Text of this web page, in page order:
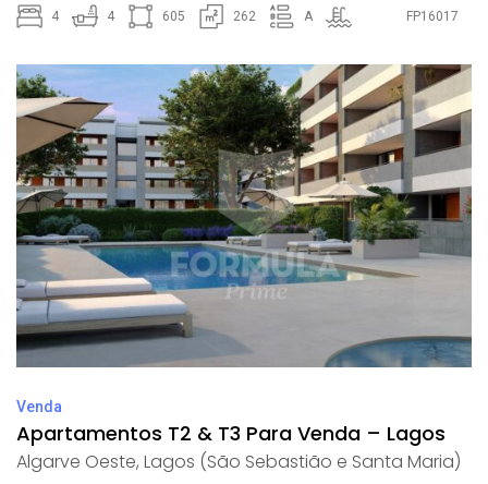
4 4 605 262 A FP16017
Venda
Apartamentos T2 & T3 Para Venda – Lagos
Algarve Oeste, Lagos (São Sebastião e Santa Maria)